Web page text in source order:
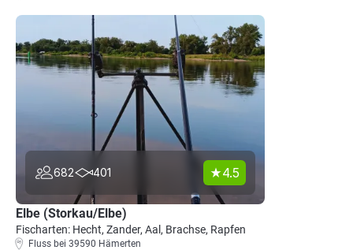
682 401 4.5
Elbe (Storkau/Elbe)
Fischarten: Hecht, Zander, Aal, Brachse, Rapfen
Fluss bei 39590 Hämerten